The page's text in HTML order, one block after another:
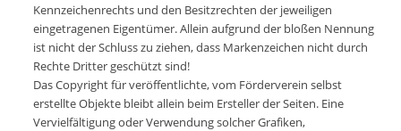
Kennzeichenrechts und den Besitzrechten der jeweiligen
eingetragenen Eigentümer. Allein aufgrund der bloßen Nennung
ist nicht der Schluss zu ziehen, dass Markenzeichen nicht durch
Rechte Dritter geschützt sind!
Das Copyright für veröffentlichte, vom Förderverein selbst
erstellte Objekte bleibt allein beim Ersteller der Seiten. Eine
Vervielfältigung oder Verwendung solcher Grafiken,